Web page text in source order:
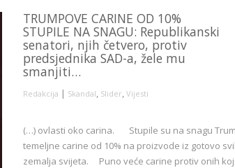
TRUMPOVE CARINE OD 10%
STUPILE NA SNAGU: Republikanski
senatori, njih četvero, protiv
predsjednika SAD-a, žele mu
smanjiti…
Redakcija | Skandal, Slider, Vijesti
(…) ovlasti oko carina. Stupile su na snagu
temeljne carine od 10% na proizvode iz gotovo
zemalja svijeta. Puno veće carine protiv onih